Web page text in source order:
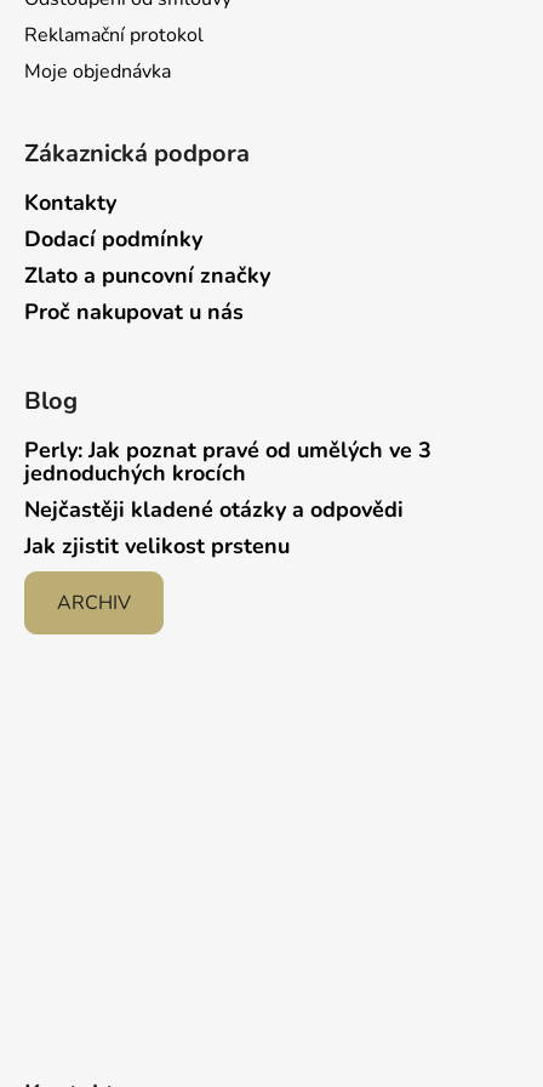
Reklamační protokol
Moje objednávka
Zákaznická podpora
Kontakty
Dodací podmínky
Zlato a puncovní značky
Proč nakupovat u nás
Blog
Perly: Jak poznat pravé od umělých ve 3
jednoduchých krocích
Nejčastěji kladené otázky a odpovědi
Jak zjistit velikost prstenu
ARCHIV